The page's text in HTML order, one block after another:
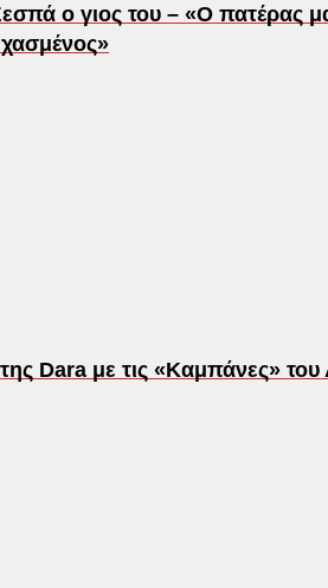
ο γιος του – «Ο πατέρας
Dara με τις «Καμπάνες»